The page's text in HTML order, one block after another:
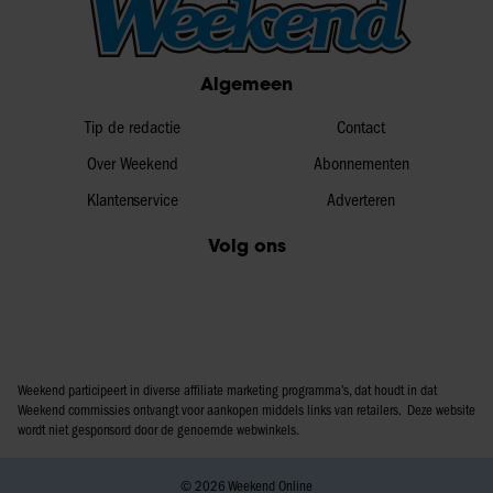
Algemeen
Tip de redactie
Over Weekend
Klantenservice
Contact
Abonnementen
Adverteren
Volg ons
Weekend participeert in diverse affiliate marketing programma’s, dat houdt in dat
Weekend commissies ontvangt voor aankopen middels links van retailers. Deze website
wordt niet gesponsord door de genoemde webwinkels.
© 2026 Weekend Online